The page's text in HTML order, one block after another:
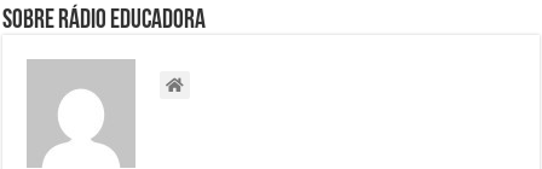
Sobre Rádio Educadora